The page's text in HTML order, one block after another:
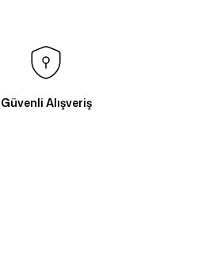
Güvenli Alışveriş